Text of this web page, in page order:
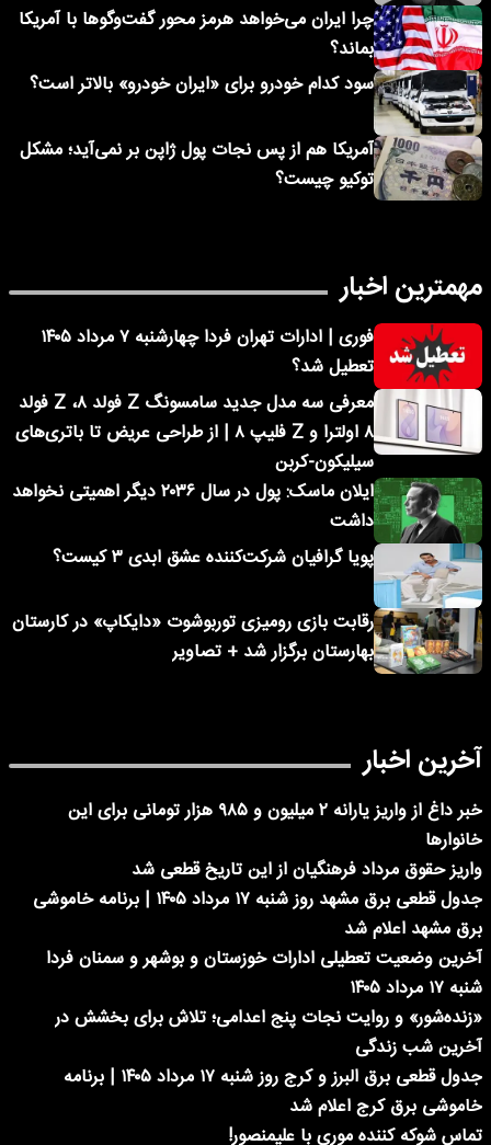
چرا ایران می‌خواهد هرمز محور گفت‌وگوها با آمریکا
بماند؟
سود کدام خودرو برای «ایران خودرو» بالاتر است؟
آمریکا هم از پس نجات پول ژاپن بر نمی‌آید؛ مشکل
توکیو چیست؟
مهمترین اخبار
فوری | ادارات تهران فردا چهارشنبه ۷ مرداد ۱۴۰۵
تعطیل شد؟
معرفی سه مدل جدید سامسونگ Z فولد ۸، Z فولد
۸ اولترا و Z فلیپ ۸ | از طراحی عریض تا باتری‌های
سیلیکون-کربن
ایلان ماسک: پول در سال ۲۰۳۶ دیگر اهمیتی نخواهد
داشت
پویا گرافیان شرکت‌کننده عشق ابدی ۳ کیست؟
رقابت بازی رومیزی توربوشوت «دایکاپ» در کارستان
بهارستان برگزار شد + تصاویر
آخرین اخبار
خبر داغ از واریز یارانه ۲ میلیون و ۹۸۵ هزار تومانی برای این
خانوارها
واریز حقوق مرداد فرهنگیان از این تاریخ قطعی شد
جدول قطعی برق مشهد روز شنبه ۱۷ مرداد ۱۴۰۵ | برنامه خاموشی
برق مشهد اعلام شد
آخرین وضعیت تعطیلی ادارات خوزستان و بوشهر و سمنان فردا
شنبه ۱۷ مرداد ۱۴۰۵
«زنده‌شور» و روایت نجات پنج اعدامی؛ تلاش برای بخشش در
آخرین شب زندگی
جدول قطعی برق البرز و کرج روز شنبه ۱۷ مرداد ۱۴۰۵ | برنامه
خاموشی برق کرج اعلام شد
تماس شوکه کننده موری با علیمنصور!